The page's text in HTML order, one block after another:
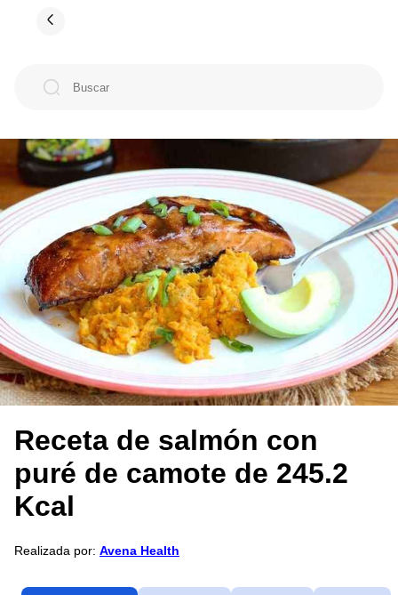
Receta de salmón con
puré de camote de 245.2
Kcal
Realizada por: Avena Health